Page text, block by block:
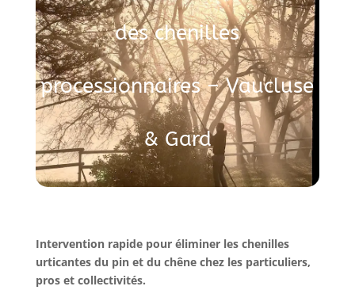
des chenilles
processionnaires – Vaucluse
& Gard
Intervention rapide pour éliminer les chenilles
urticantes du pin et du chêne chez les particuliers,
pros et collectivités.